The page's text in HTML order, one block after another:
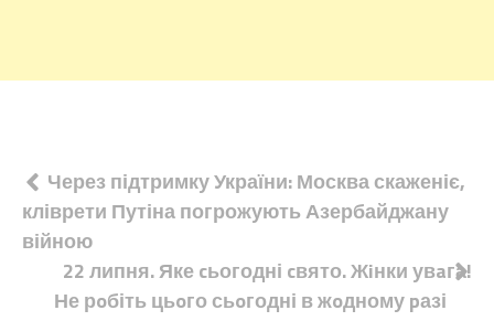
Навігація
записів
Через підтримку України: Москва скаженіє,
кліврети Путіна погрожують Азербайджану
війною
22 липня. Яке cьогодні cвято. Жiнки увaга!
Не рoбіть цьoго сьoгодні в жoдному pазі